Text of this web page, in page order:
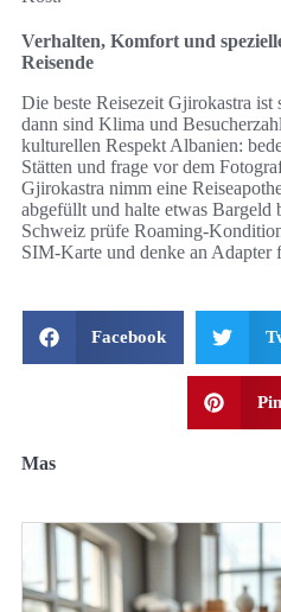
Verhalten, Komfort und
Reisende
Die beste Reisezeit Gjirokastra
dann sind Klima und
kulturellen Respekt Albanien:
Stätten und frage vor dem
Gjirokastra nimm eine
abgefüllt und halte etwas Bargeld
Schweiz prüfe Roaming-
SIM-Karte und denke an Adapter
Facebook
Mas